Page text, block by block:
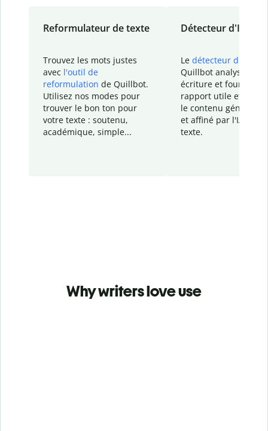
Reformulateur de texte
Trouvez les mots justes
avec l'outil de
reformulation de Quillbot.
Utilisez nos modes pour
trouver le bon ton pour
votre texte : soutenu,
académique, simple...
Détecteur d'IA
Le détecteur d'IA
Quillbot analyse votre
écriture et fournit un
rapport utile et
le contenu généré
et affiné par l'IA
texte.
Why writers love use